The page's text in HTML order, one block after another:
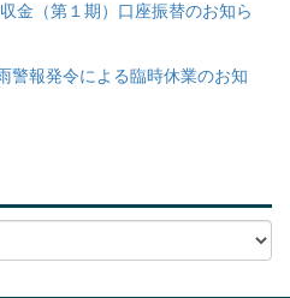
金（第１期）口座振替のお知ら
警報発令による臨時休業のお知